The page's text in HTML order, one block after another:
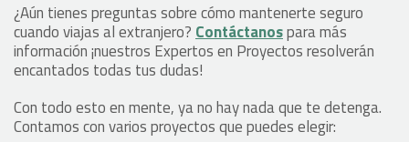
¿Aún tienes preguntas sobre cómo mantenerte seguro
cuando viajas al extranjero? Contáctanospara más
información ¡nuestros Expertos en Proyectos resolverán
encantados todas tus dudas!
Con todo esto en mente, ya no hay nada que te detenga.
Contamos con varios proyectos que puedes elegir: